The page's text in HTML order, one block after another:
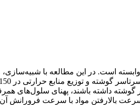
است. در این مطالعه با
داشته باشند، پهنای سلول‌های
است (انفصال گوتنبرگ) و مدل توزیع منابع حرارتی در150 کیلومتر پایین گوشته، سرعت بالارفتن